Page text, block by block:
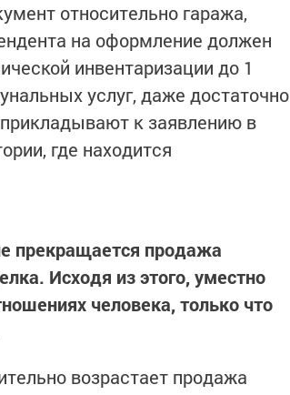
относительно гаража,
на оформление должен
инвентаризации до 1
услуг, даже достаточно
к заявлению в
где находится
прекращается продажа
Исходя из этого, уместно
человека, только что
возрастает продажа